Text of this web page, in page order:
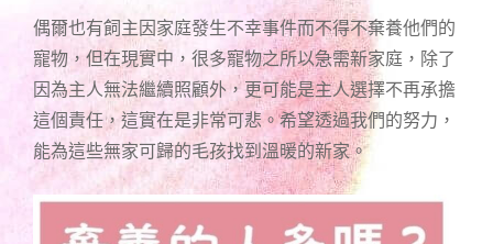
偶爾也有飼主因家庭發生不幸事件而不得不棄養他們的
寵物，但在現實中，很多寵物之所以急需新家庭，除了
因為主人無法繼續照顧外，更可能是主人選擇不再承擔
這個責任，這實在是非常可悲。希望透過我們的努力，
能為這些無家可歸的毛孩找到溫暖的新家。